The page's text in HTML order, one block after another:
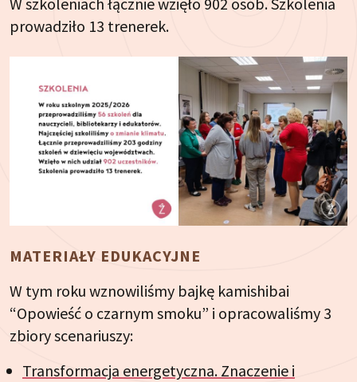
prowadziło 13 trenerek.
MATERIAŁY EDUKACYJNE
W tym roku wznowiliśmy bajkę kamishibai
“Opowieść o czarnym smoku” i opracowaliśmy 3
zbiory scenariuszy:
Transformacja energetyczna. Znaczenie i